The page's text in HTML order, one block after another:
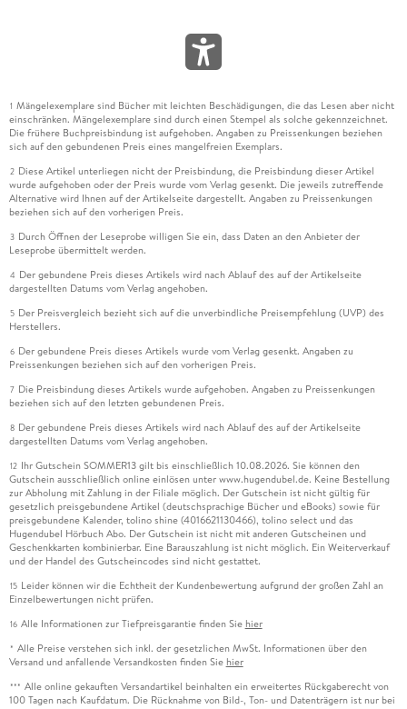
1 Mängelexemplare sind Bücher mit leichten Beschädigungen, die das Lesen aber nicht
einschränken. Mängelexemplare sind durch einen Stempel als solche gekennzeichnet.
Die frühere Buchpreisbindung ist aufgehoben. Angaben zu Preissenkungen beziehen
sich auf den gebundenen Preis eines mangelfreien Exemplars.
2 Diese Artikel unterliegen nicht der Preisbindung, die Preisbindung dieser Artikel
wurde aufgehoben oder der Preis wurde vom Verlag gesenkt. Die jeweils zutreffende
Alternative wird Ihnen auf der Artikelseite dargestellt. Angaben zu Preissenkungen
beziehen sich auf den vorherigen Preis.
3 Durch Öffnen der Leseprobe willigen Sie ein, dass Daten an den Anbieter der
Leseprobe übermittelt werden.
4 Der gebundene Preis dieses Artikels wird nach Ablauf des auf der Artikelseite
dargestellten Datums vom Verlag angehoben.
5 Der Preisvergleich bezieht sich auf die unverbindliche Preisempfehlung (UVP) des
Herstellers.
6 Der gebundene Preis dieses Artikels wurde vom Verlag gesenkt. Angaben zu
Preissenkungen beziehen sich auf den vorherigen Preis.
7 Die Preisbindung dieses Artikels wurde aufgehoben. Angaben zu Preissenkungen
beziehen sich auf den letzten gebundenen Preis.
8 Der gebundene Preis dieses Artikels wird nach Ablauf des auf der Artikelseite
dargestellten Datums vom Verlag angehoben.
12 Ihr Gutschein SOMMER13 gilt bis einschließlich 10.08.2026. Sie können den
Gutschein ausschließlich online einlösen unter www.hugendubel.de. Keine Bestellung
zur Abholung mit Zahlung in der Filiale möglich. Der Gutschein ist nicht gültig für
gesetzlich preisgebundene Artikel (deutschsprachige Bücher und eBooks) sowie für
preisgebundene Kalender, tolino shine (4016621130466), tolino select und das
Hugendubel Hörbuch Abo. Der Gutschein ist nicht mit anderen Gutscheinen und
Geschenkkarten kombinierbar. Eine Barauszahlung ist nicht möglich. Ein Weiterverkauf
und der Handel des Gutscheincodes sind nicht gestattet.
15 Leider können wir die Echtheit der Kundenbewertung aufgrund der großen Zahl an
Einzelbewertungen nicht prüfen.
16 Alle Informationen zur Tiefpreisgarantie finden Sie hier
* Alle Preise verstehen sich inkl. der gesetzlichen MwSt. Informationen über den
Versand und anfallende Versandkosten finden Sie hier
*** Alle online gekauften Versandartikel beinhalten ein erweitertes Rückgaberecht von
100 Tagen nach Kaufdatum. Die Rücknahme von Bild-, Ton- und Datenträgern ist nur bei